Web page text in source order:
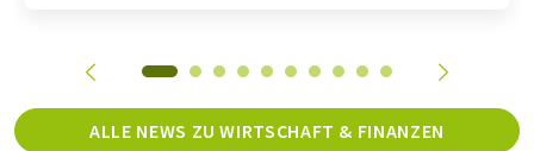
ALLE NEWS ZU WIRTSCHAFT & FINANZEN